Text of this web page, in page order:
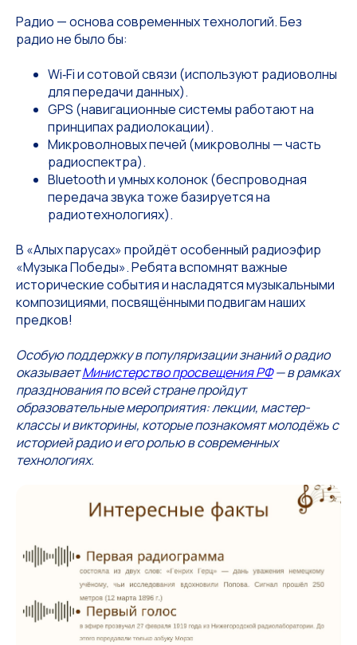
Радио — основа современных технологий. Без
радио не было бы:
Wi‑Fi и сотовой связи (используют радиоволны
для передачи данных).
GPS (навигационные системы работают на
принципах радиолокации).
Микроволновых печей (микроволны — часть
радиоспектра).
Bluetooth и умных колонок (беспроводная
передача звука тоже базируется на
радиотехнологиях).
В «Алых парусах» пройдёт особенный радиоэфир
«Музыка Победы». Ребята вспомнят важные
исторические события и насладятся музыкальными
композициями, посвящёнными подвигам наших
предков!
Особую поддержку в популяризации знаний о радио
оказываетМинистерство просвещения РФ— в рамках
празднования по всей стране пройдут
образовательные мероприятия: лекции, мастер-
классы и викторины, которые познакомят молодёжь с
историей радио и его ролью в современных
технологиях.